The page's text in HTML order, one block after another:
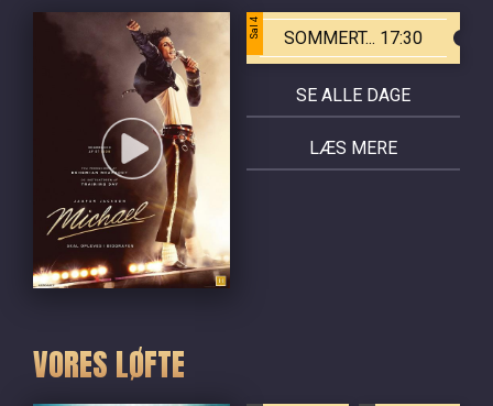
Sal 4 SOMMERT... 17:30
SE ALLE DAGE
LÆS MERE
VORES LØFTE